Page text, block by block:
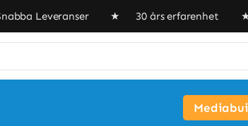
Leveranser ★ 30 års erfarenhet ★